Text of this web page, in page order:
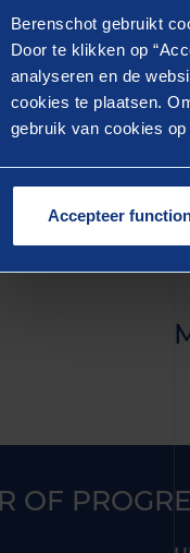
Berenschot gebruikt
Door te klikken op
analyseren en de
cookies te plaatsen.
gebruik van cookies
Accepteer
OF